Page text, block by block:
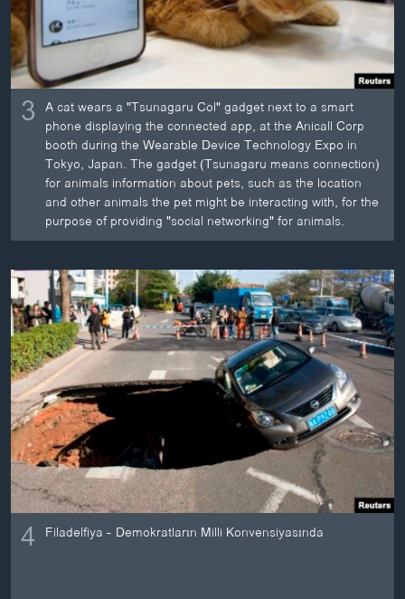
3 A cat wears a "Tsunagaru Col" gadget next to a smart
phone displaying the connected app, at the Anicall Corp
booth during the Wearable Device Technology Expo in
Tokyo, Japan. The gadget (Tsunagaru means connection)
for animals information about pets, such as the location
and other animals the pet might be interacting with, for the
purpose of providing "social networking" for animals.
4 Filadelfiya - Demokratların Milli Konvensiyasında